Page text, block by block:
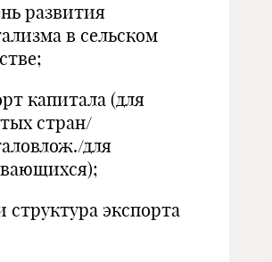
развития
в сельском
капитала (для
стран/
для
структура экспорта